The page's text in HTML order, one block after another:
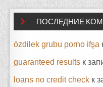
ПОСЛЕДНИЕ
özdilek grubu porno ifşa
guaranteed results к
loans no credit check к